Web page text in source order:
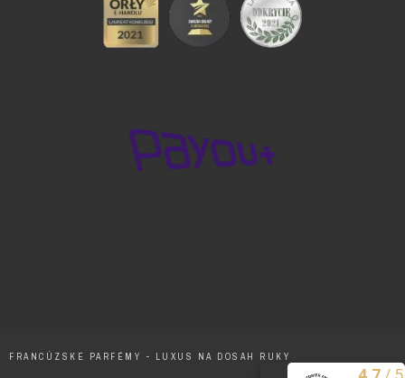
FRANCÚZSKE PARFÉMY - LUXUS NA DOSAH RUKY
Excelentne